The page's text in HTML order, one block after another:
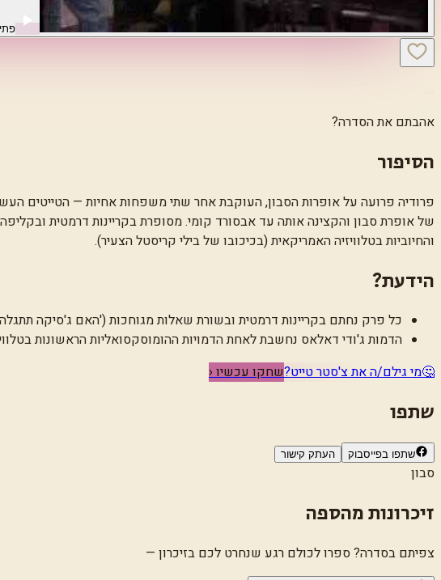
אהבתם את הסדרה?
הסיפור
פרודיה פרועה על אופרות הסבון, העוקבת אחר שתי משפחות אחיות — הטייטים
של אופרת סבון והקצינה אותה עד אבסורד קומי. מסופרת בקריינות דרמטית
והחיוביות בטלוויזיה האמריקאית (בכיכובו של בילי קריסטל הצעיר).
הידעת?
כל פרק נחתם בקריינות דרמטית ובשורת שאלות מגוחכות ('האם ג'סיקה
הדמות ג'ודי דאלאס נחשבת לאחת הדמויות ההומוסקסואליות הראשונות
🤔מי גילם/ה את צ'סטר טייט?שחקו עכשיו ‹
שתפו
שתפו בפייסבוק העתק קישור
סבון
זיכרונות מהספה
צפיתם בסדרה? ספרו לכולם רגע שנחרט לכם בזיכרון —